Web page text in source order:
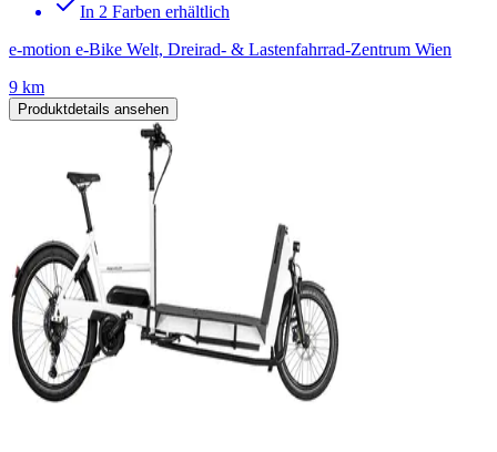
In 2 Farben erhältlich
e-motion e-Bike Welt, Dreirad- & Lastenfahrrad-Zentrum Wien
9 km
Produktdetails ansehen